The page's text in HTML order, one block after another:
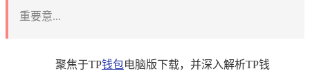
重要意...
聚焦于TP钱包电脑版下载，并深入解析TP钱